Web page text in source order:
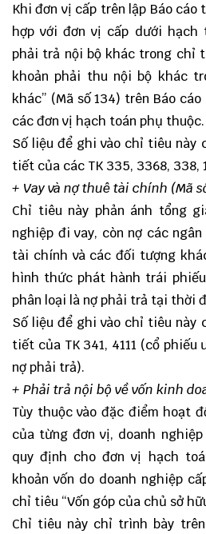
Khi đơn vị cấp trên lập Báo
hợp với đơn vị cấp dưới hạch
phải trả nội bộ khác trong chỉ
khoản phải thu nội bộ khác
khác” (Mã số 134) trên Báo
các đơn vị hạch toán phụ thuộc.
Số liệu để ghi vào chỉ tiêu này
tiết của các TK 335, 3368, 338,
+ Vay và nợ thuê tài chính (Mã
Chỉ tiêu này phản ánh tổng
nghiệp đi vay, còn nợ các
tài chính và các đối tượng
hình thức phát hành trái
phân loại là nợ phải trả tại thời
Số liệu để ghi vào chỉ tiêu này
tiết của TK 341, 4111 (cổ
nợ phải trả).
+ Phải trả nội bộ về vốn kinh
Tùy thuộc vào đặc điểm hoạt
của từng đơn vị, doanh
quy định cho đơn vị hạch
khoản vốn do doanh nghiệp
chỉ tiêu “Vốn góp của chủ sở
Chỉ tiêu này chỉ trình bày